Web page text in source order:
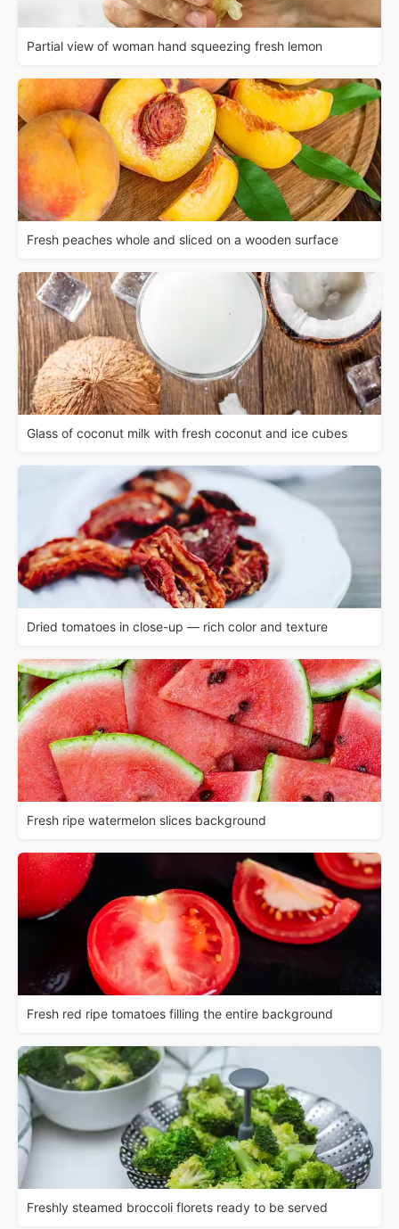
Partial view of woman hand squeezing fresh lemon
Fresh peaches whole and sliced on a wooden surface
Glass of coconut milk with fresh coconut and ice cubes
Dried tomatoes in close-up — rich color and texture
Fresh ripe watermelon slices background
Fresh red ripe tomatoes filling the entire background
Freshly steamed broccoli florets ready to be served